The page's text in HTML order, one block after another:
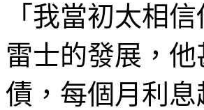
「我當初太相
雷士的發展，
債，每個月利